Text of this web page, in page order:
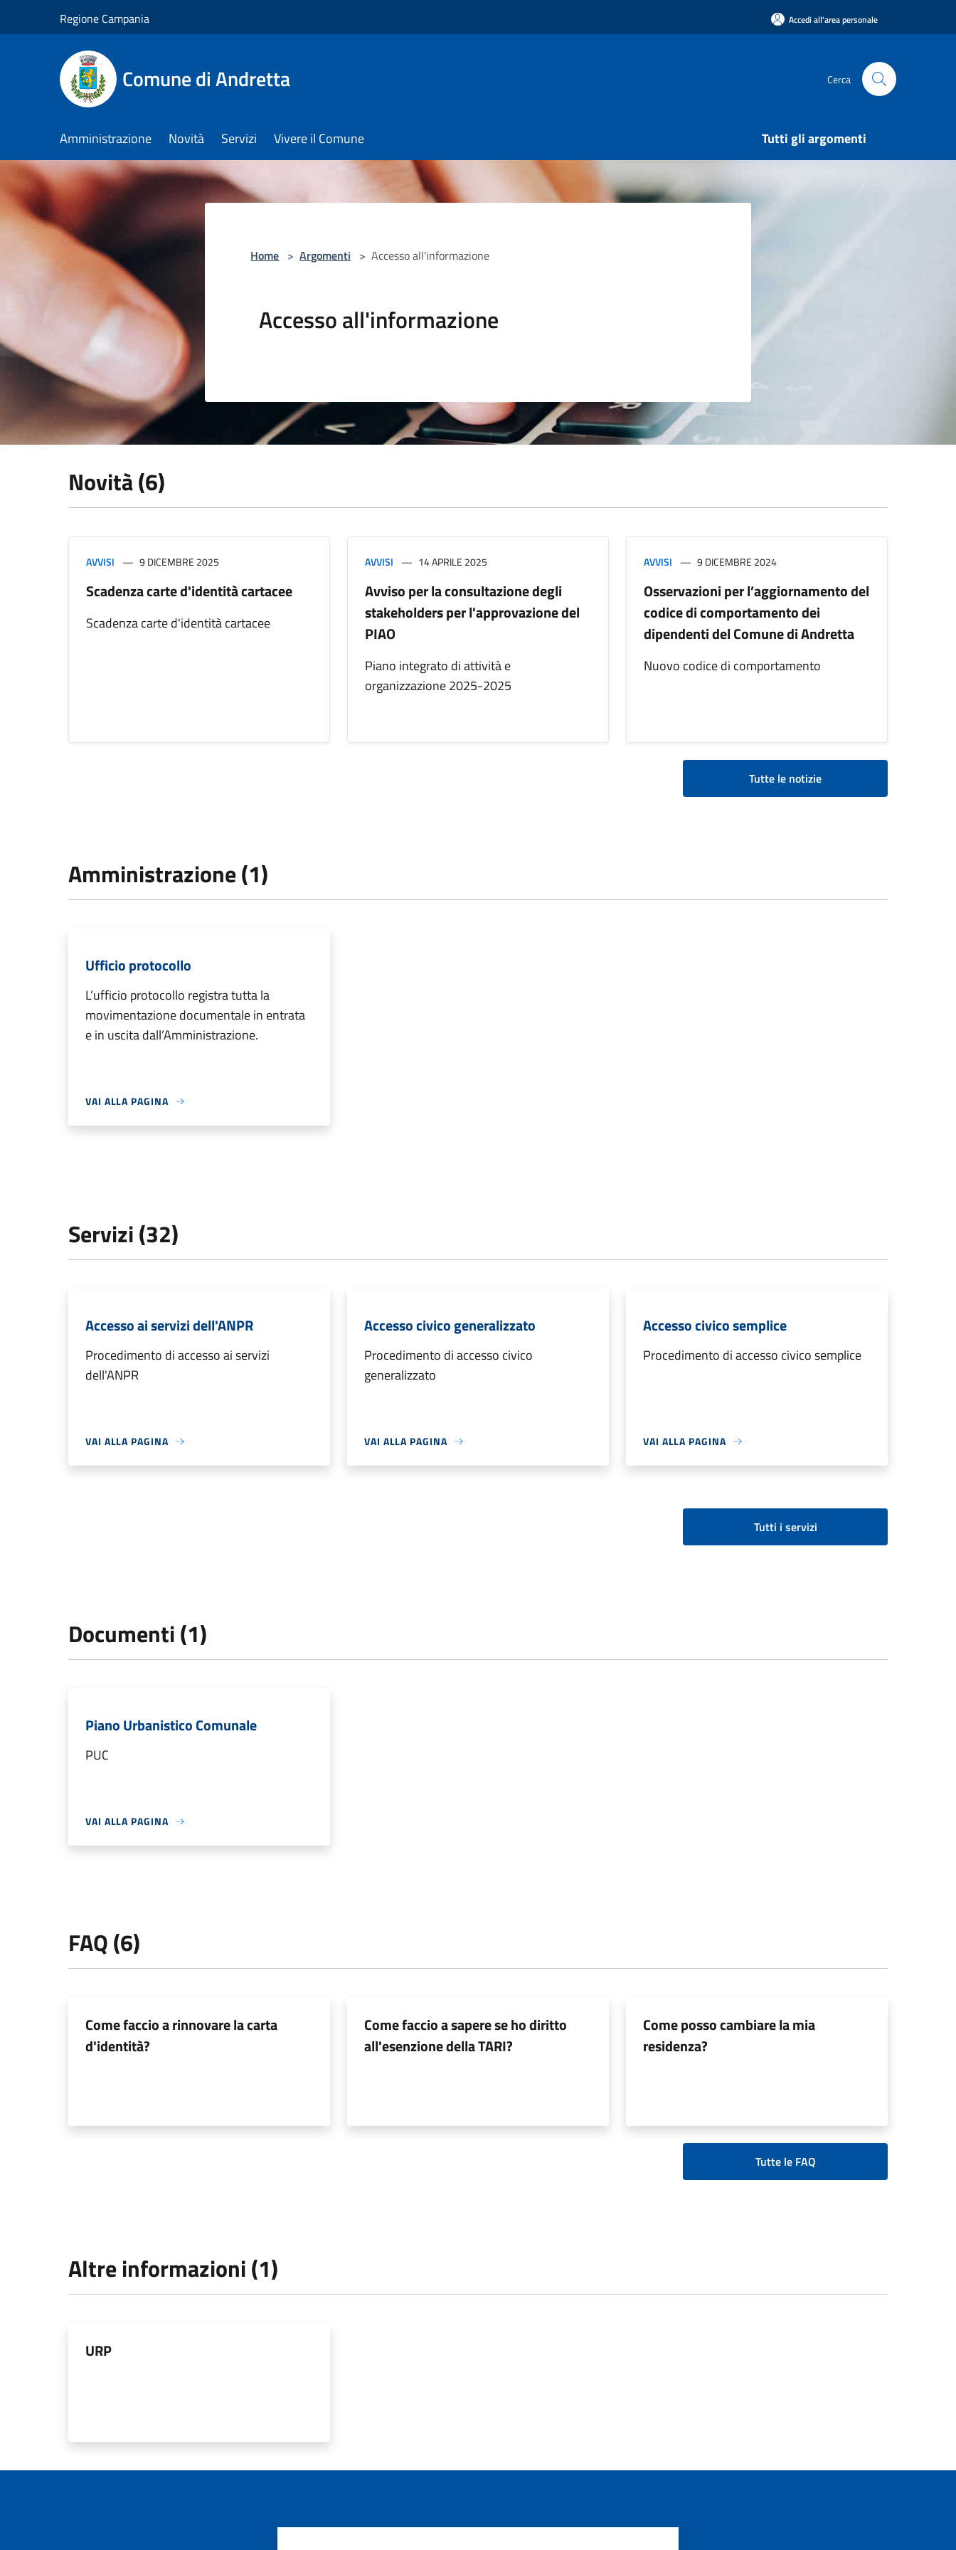
Regione Campania Accedi all'area personale
Comune di Andretta Cerca
Amministrazione Novità Servizi Vivere il Comune Tutti gli argomenti
Home > Argomenti > Accesso all'informazione
Accesso all'informazione
Novità (6)
AVVISI 9 DICEMBRE 2025
Scadenza carte d'identità cartacee
Scadenza carte d'identità cartacee
AVVISI 14 APRILE 2025
Avviso per la consultazione degli
stakeholders per l'approvazione del
PIAO
Piano integrato di attività e
organizzazione 2025-2025
AVVISI 9 DICEMBRE 2024
Osservazioni per l’aggiornamento del
codice di comportamento dei
dipendenti del Comune di Andretta
Nuovo codice di comportamento
Tutte le notizie
Amministrazione (1)
Ufficio protocollo
L’ufficio protocollo registra tutta la
movimentazione documentale in entrata
e in uscita dall’Amministrazione.
VAI ALLA PAGINA
Servizi (32)
Accesso ai servizi dell'ANPR
Procedimento di accesso ai servizi
dell'ANPR
VAI ALLA PAGINA
Accesso civico generalizzato
Procedimento di accesso civico
generalizzato
VAI ALLA PAGINA
Accesso civico semplice
Procedimento di accesso civico semplice
VAI ALLA PAGINA
Tutti i servizi
Documenti (1)
Piano Urbanistico Comunale
PUC
VAI ALLA PAGINA
FAQ (6)
Come faccio a rinnovare la carta
d'identità?
Come faccio a sapere se ho diritto
all'esenzione della TARI?
Come posso cambiare la mia
residenza?
Tutte le FAQ
Altre informazioni (1)
URP